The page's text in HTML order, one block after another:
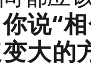
说“
大的